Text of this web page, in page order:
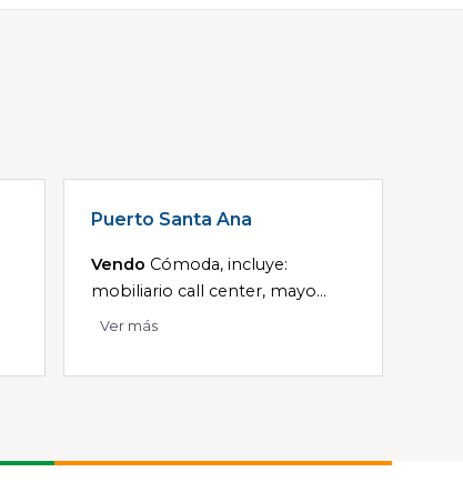
Puerto Santa Ana
Vendo Cómoda, incluye:
mobiliario call center, mayo...
Ver más